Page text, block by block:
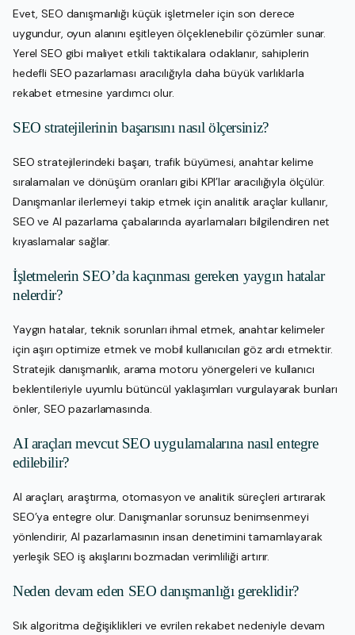
Evet, SEO danışmanlığı küçük işletmeler için son derece
uygundur, oyun alanını eşitleyen ölçeklenebilir çözümler sunar.
Yerel SEO gibi maliyet etkili taktikalara odaklanır, sahiplerin
hedefli SEO pazarlaması aracılığıyla daha büyük varlıklarla
rekabet etmesine yardımcı olur.
SEO stratejilerinin başarısını nasıl ölçersiniz?
SEO stratejilerindeki başarı, trafik büyümesi, anahtar kelime
sıralamaları ve dönüşüm oranları gibi KPI’lar aracılığıyla ölçülür.
Danışmanlar ilerlemeyi takip etmek için analitik araçlar kullanır,
SEO ve AI pazarlama çabalarında ayarlamaları bilgilendiren net
kıyaslamalar sağlar.
İşletmelerin SEO’da kaçınması gereken yaygın hatalar
nelerdir?
Yaygın hatalar, teknik sorunları ihmal etmek, anahtar kelimeler
için aşırı optimize etmek ve mobil kullanıcıları göz ardı etmektir.
Stratejik danışmanlık, arama motoru yönergeleri ve kullanıcı
beklentileriyle uyumlu bütüncül yaklaşımları vurgulayarak bunları
önler, SEO pazarlamasında.
AI araçları mevcut SEO uygulamalarına nasıl entegre
edilebilir?
AI araçları, araştırma, otomasyon ve analitik süreçleri artırarak
SEO’ya entegre olur. Danışmanlar sorunsuz benimsenmeyi
yönlendirir, AI pazarlamasının insan denetimini tamamlayarak
yerleşik SEO iş akışlarını bozmadan verimliliği artırır.
Neden devam eden SEO danışmanlığı gereklidir?
Sık algoritma değişiklikleri ve evrilen rekabet nedeniyle devam